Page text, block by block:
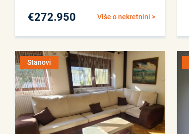
Više o nekretnini >
€272.950
Stanovi